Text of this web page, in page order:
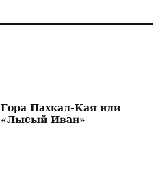
Гора Пахкал-Кая или
«Лысый Иван»